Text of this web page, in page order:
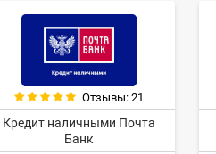
Отзывы: 21
Кредит наличными Почта
Банк